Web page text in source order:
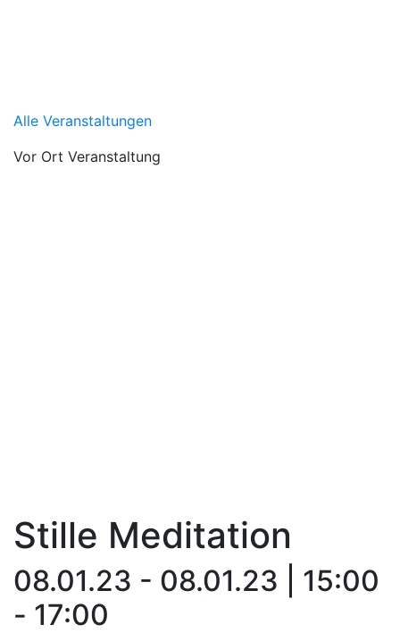
Alle Veranstaltungen
Vor Ort Veranstaltung
Stille Meditation
08.01.23 - 08.01.23 | 15:00
- 17:00